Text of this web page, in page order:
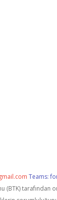
Teams:
(BTK)